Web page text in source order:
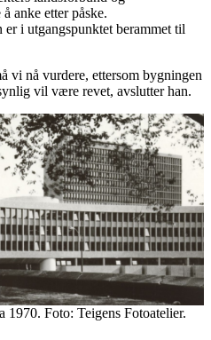
anke etter påske.
i utgangspunktet berammet til
vi nå vurdere, ettersom bygningen
vil være revet, avslutter han.
Foto: Teigens Fotoatelier.